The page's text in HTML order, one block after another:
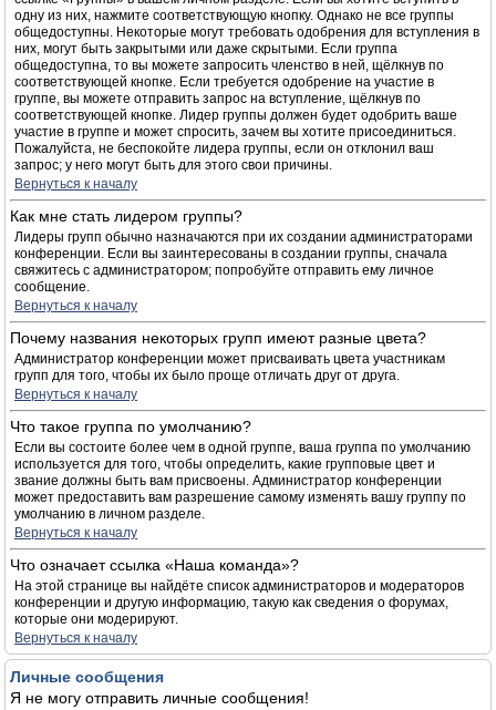
одну из них, нажмите соответствующую кнопку. Однако не все группы
общедоступны. Некоторые могут требовать одобрения для вступления в
них, могут быть закрытыми или даже скрытыми. Если группа
общедоступна, то вы можете запросить членство в ней, щёлкнув по
соответствующей кнопке. Если требуется одобрение на участие в
группе, вы можете отправить запрос на вступление, щёлкнув по
соответствующей кнопке. Лидер группы должен будет одобрить ваше
участие в группе и может спросить, зачем вы хотите присоединиться.
Пожалуйста, не беспокойте лидера группы, если он отклонил ваш
запрос; у него могут быть для этого свои причины.
Вернуться к началу
Как мне стать лидером группы?
Лидеры групп обычно назначаются при их создании администраторами
конференции. Если вы заинтересованы в создании группы, сначала
свяжитесь с администратором; попробуйте отправить ему личное
сообщение.
Вернуться к началу
Почему названия некоторых групп имеют разные цвета?
Администратор конференции может присваивать цвета участникам
групп для того, чтобы их было проще отличать друг от друга.
Вернуться к началу
Что такое группа по умолчанию?
Если вы состоите более чем в одной группе, ваша группа по умолчанию
используется для того, чтобы определить, какие групповые цвет и
звание должны быть вам присвоены. Администратор конференции
может предоставить вам разрешение самому изменять вашу группу по
умолчанию в личном разделе.
Вернуться к началу
Что означает ссылка «Наша команда»?
На этой странице вы найдёте список администраторов и модераторов
конференции и другую информацию, такую как сведения о форумах,
которые они модерируют.
Вернуться к началу
Личные сообщения
Я не могу отправить личные сообщения!